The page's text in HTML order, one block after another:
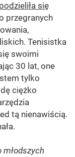
podzieliła się
przegranych
Tenisistka
swoimi
30 lat, one
tylko
ciężko
tą nienawiścią.
młodszych